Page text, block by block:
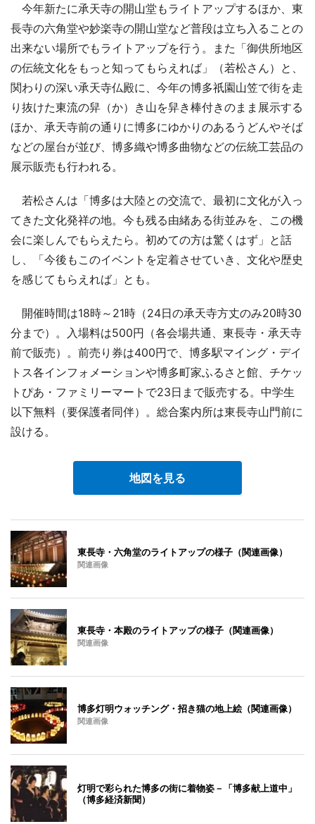
今年新たに承天寺の開山堂もライトアップするほか、東
長寺の六角堂や妙楽寺の開山堂など普段は立ち入ることの
出来ない場所でもライトアップを行う。また「御供所地区
の伝統文化をもっと知ってもらえれば」（若松さん）と、
関わりの深い承天寺仏殿に、今年の博多祇園山笠で街を走
り抜けた東流の舁（か）き山を舁き棒付きのまま展示する
ほか、承天寺前の通りに博多にゆかりのあるうどんやそば
などの屋台が並び、博多織や博多曲物などの伝統工芸品の
展示販売も行われる。
若松さんは「博多は大陸との交流で、最初に文化が入っ
てきた文化発祥の地。今も残る由緒ある街並みを、この機
会に楽しんでもらえたら。初めての方は驚くはず」と話
し、「今後もこのイベントを定着させていき、文化や歴史
を感じてもらえれば」とも。
開催時間は18時～21時（24日の承天寺方丈のみ20時30
分まで）。入場料は500円（各会場共通、東長寺・承天寺
前で販売）。前売り券は400円で、博多駅マイング・デイ
トス各インフォメーションや博多町家ふるさと館、チケッ
トぴあ・ファミリーマートで23日まで販売する。中学生
以下無料（要保護者同伴）。総合案内所は東長寺山門前に
設ける。
地図を見る
東長寺・六角堂のライトアップの様子（関連画像）
関連画像
東長寺・本殿のライトアップの様子（関連画像）
関連画像
博多灯明ウォッチング・招き猫の地上絵（関連画像）
関連画像
灯明で彩られた博多の街に着物姿－「博多献上道中」
（博多経済新聞）